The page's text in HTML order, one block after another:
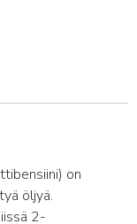
on
öljyä.
2-